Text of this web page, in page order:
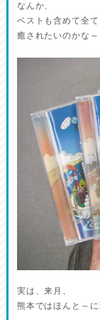
なんか、
ベストも含めて全
癒されたいのかな～
実は、来月、
熊本ではほんと～